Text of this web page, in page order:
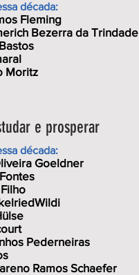
década:
Fleming
Bezerra da Trindade
Moritz
e prosperar
década:
Goeldner
Pederneiras
Ramos Schaefer